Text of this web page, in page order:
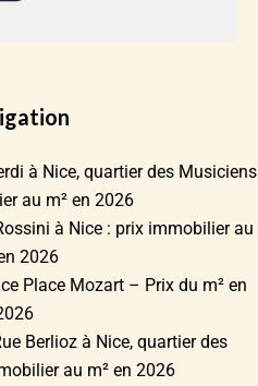
à Nice, quartier des Musiciens
au m² en 2026
à Nice : prix immobilier au
2026
Place Mozart – Prix du m² en
Berlioz à Nice, quartier des
au m² en 2026